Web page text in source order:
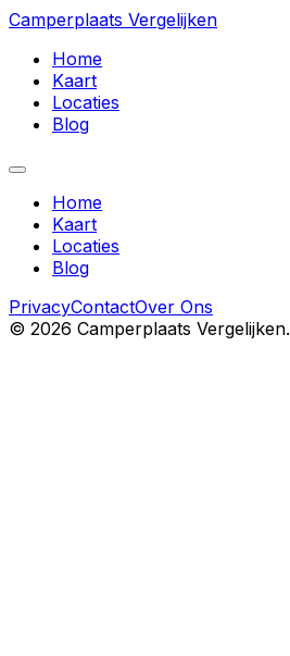
Camperplaats Vergelijken
Home
Kaart
Locaties
Blog
Home
Kaart
Locaties
Blog
PrivacyContactOver Ons
© 2026 Camperplaats Vergelijken.